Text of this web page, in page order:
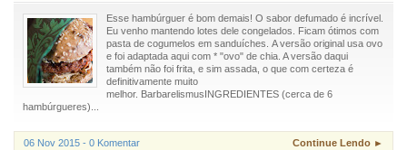
Esse hambúrguer é bom demais! O sabor defumado é incrível.
Eu venho mantendo lotes dele congelados. Ficam ótimos com
pasta de cogumelos em sanduíches. A versão original usa ovo
e foi adaptada aqui com * "ovo" de chia. A versão daqui
também não foi frita, e sim assada, o que com certeza é
definitivamente muito
melhor. BarbarelismusINGREDIENTES (cerca de 6
hambúrgueres)...
06 Nov 2015 - 0 Komentar Continue Lendo ►